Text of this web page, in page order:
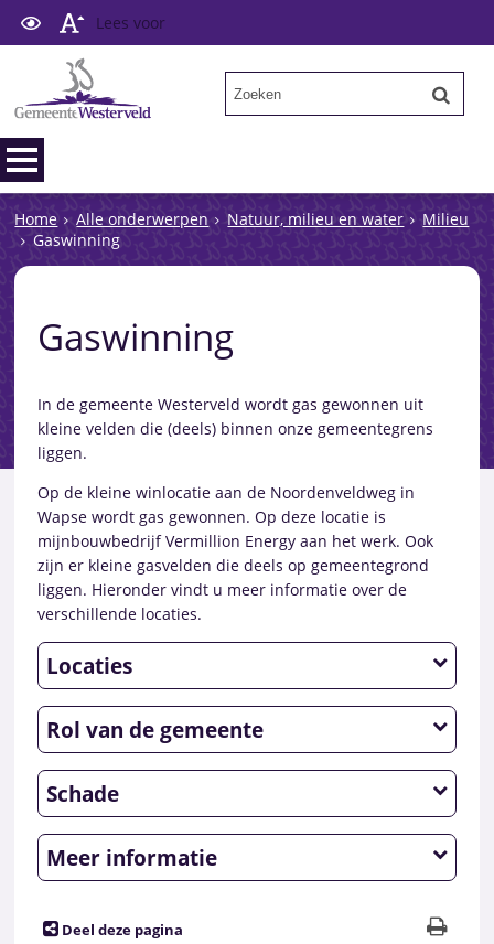
Lees voor
Home Alle onderwerpen Natuur, milieu en water
Milieu
Gaswinning
Gaswinning
In de gemeente Westerveld wordt gas gewonnen uit
kleine velden die (deels) binnen onze gemeentegrens
liggen.
Op de kleine winlocatie aan de Noordenveldweg in
Wapse wordt gas gewonnen. Op deze locatie is
mijnbouwbedrijf Vermillion Energy aan het werk. Ook
zijn er kleine gasvelden die deels op gemeentegrond
liggen. Hieronder vindt u meer informatie over de
verschillende locaties.
Locaties
Rol van de gemeente
Schade
Meer informatie
Deel deze pagina